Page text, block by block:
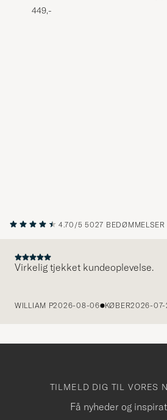
449,-
4.70/5 5027 BEDØMMELSER
Virkelig tjekket kundeoplevelse.
WILLIAM P2026-08-06 KØBER2026-07-
TILMELD DIG TIL VORES
Få nyheder og